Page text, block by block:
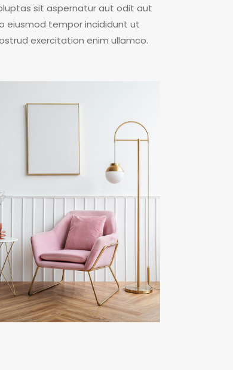
sit aspernatur aut odit aut
eiusmod tempor incididunt ut
exercitation enim ullamco.